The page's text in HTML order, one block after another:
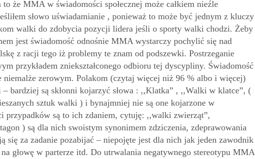
to że MMA w świadomości społecznej może całkiem nieźle
słowo uświadamianie , ponieważ to może być jednym z kluczy
walki do zdobycia pozycji lidera jeśli o sporty walki chodzi. Żeby
jest świadomość odnośnie MMA wystarczy pochylić się nad
z racji tego iż problemy te znam od podszewki. Postrzeganie
przykładem zniekształconego odbioru tej dyscypliny. Świadomość
niemalże zerowym. Polakom (czytaj więcej niż 96 % albo i więcej)
bardziej są skłonni kojarzyć słowa : ,,Klatka” , ,,Walki w klatce”, (
sztuk walki ) i bynajmniej nie są one kojarzone w
przypadków są to ich zdaniem, cytuję: ,,walki zwierząt”,
) są dla nich swoistym synonimem zdziczenia, zdeprawowania
się za zadanie pozabijać – niepojęte jest dla nich jak jeden zawodnik
głowę w parterze itd. Do utrwalania negatywnego stereotypu MMA